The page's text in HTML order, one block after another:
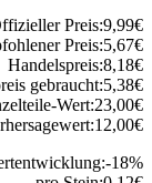
Preis:9,99€
Preis:5,67€
Handelspreis:8,18€
gebraucht:5,38€
Wert:23,00€
12,00€
-18%